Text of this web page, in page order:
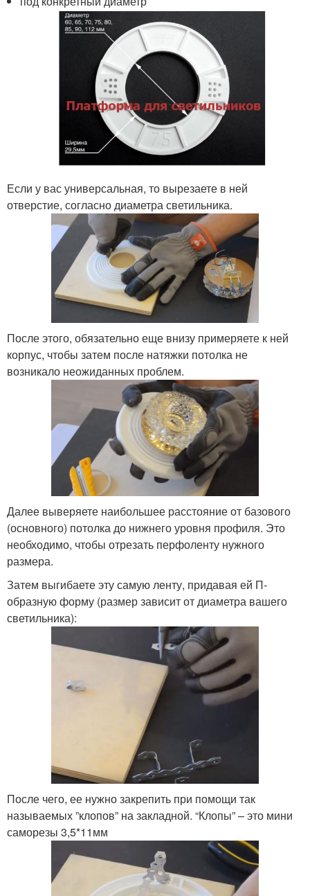
Если у вас универсальная, то вырезаете в ней
отверстие, согласно диаметра светильника.
После этого, обязательно еще внизу примеряете к ней
корпус, чтобы затем после натяжки потолка не
возникало неожиданных проблем.
Далее выверяете наибольшее расстояние от базового
(основного) потолка до нижнего уровня профиля. Это
необходимо, чтобы отрезать перфоленту нужного
размера.
Затем выгибаете эту самую ленту, придавая ей П-
образную форму (размер зависит от диаметра вашего
светильника):
После чего, ее нужно закрепить при помощи так
называемых ”клопов” на закладной. “Клопы” – это мини
саморезы 3,5*11мм